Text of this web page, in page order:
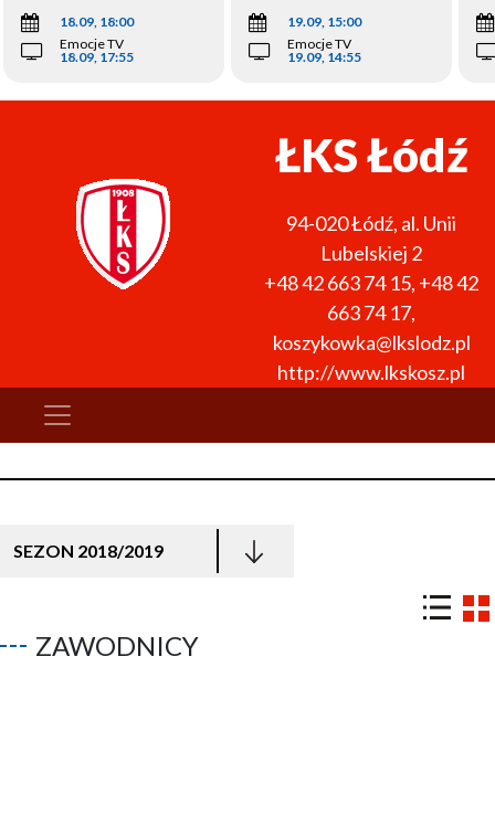
18.09, 18:00
Emocje TV
18.09, 17:55
19.09, 15:00
Emocje TV
19.09, 14:55
ŁKS Łódź
94-020Łódź, al. Unii
Lubelskiej 2
+48 42 663 74 15, +48 42
663 74 17,
koszykowka@lkslodz.pl
http://www.lkskosz.pl
SEZON 2018/2019
ZAWODNICY